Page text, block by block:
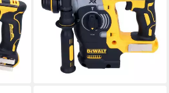
16
dir
273 P2 Akku Kombihammer
18 V 2,1 J SDS Plus Brushless
+ 2x Akku
432,68 €
lieferbar - in 2-3 Werktagen bei dir